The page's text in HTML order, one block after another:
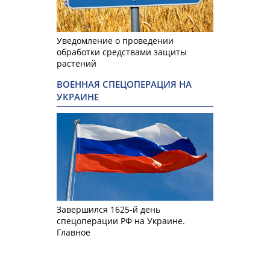
Уведомление о проведении
обработки средствами защиты
растений
ВОЕННАЯ СПЕЦОПЕРАЦИЯ НА
УКРАИНЕ
Завершился 1625-й день
спецоперации РФ на Украине.
Главное